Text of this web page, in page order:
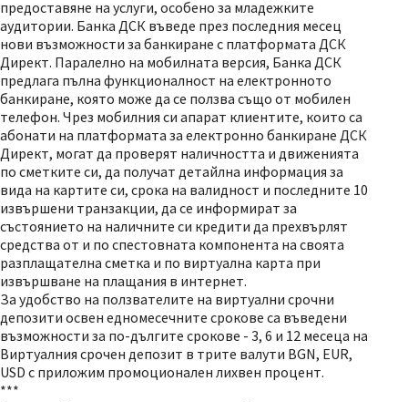
предоставяне на услуги, особено за младежките
аудитории. Банка ДСК въведе през последния месец
нови възможности за банкиране с платформата ДСК
Директ. Паралелно на мобилната версия, Банка ДСК
предлага пълна функционалност на електронното
банкиране, която може да се ползва също от мобилен
телефон. Чрез мобилния си апарат клиентите, които са
абонати на платформата за електронно банкиране ДСК
Директ, могат да проверят наличността и движенията
по сметките си, да получат детайлна информация за
вида на картите си, срока на валидност и последните 10
извършени транзакции, да се информират за
състоянието на наличните си кредити да прехвърлят
средства от и по спестовната компонента на своята
разплащателна сметка и по виртуална карта при
извършване на плащания в интернет.
За удобство на ползвателите на виртуални срочни
депозити освен едномесечните срокове са въведени
възможности за по-дългите срокове - 3, 6 и 12 месеца на
Виртуалния срочен депозит в трите валути BGN, EUR,
USD с приложим промоционален лихвен процент.
***